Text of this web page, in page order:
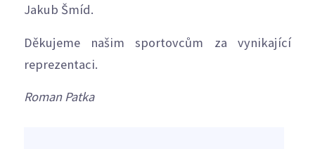
Jakub Šmíd.
Děkujeme našim sportovcům za vynikající
reprezentaci.
Roman Patka